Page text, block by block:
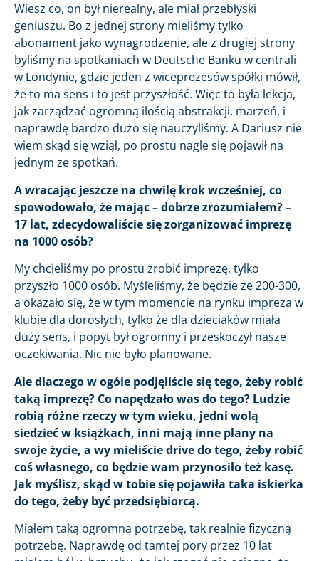
Wiesz co, on był nierealny, ale miał przebłyski
geniuszu. Bo z jednej strony mieliśmy tylko
abonament jako wynagrodzenie, ale z drugiej strony
byliśmy na spotkaniach w Deutsche Banku w centrali
w Londynie, gdzie jeden z wiceprezesów spółki mówił,
że to ma sens i to jest przyszłość. Więc to była lekcja,
jak zarządzać ogromną ilością abstrakcji, marzeń, i
naprawdę bardzo dużo się nauczyliśmy. A Dariusz nie
wiem skąd się wziął, po prostu nagle się pojawił na
jednym ze spotkań.
A wracając jeszcze na chwilę krok wcześniej, co
spowodowało, że mając – dobrze zrozumiałem? –
17 lat, zdecydowaliście się zorganizować imprezę
na 1000 osób?
My chcieliśmy po prostu zrobić imprezę, tylko
przyszło 1000 osób. Myśleliśmy, że będzie ze 200-300,
a okazało się, że w tym momencie na rynku impreza w
klubie dla dorosłych, tylko że dla dzieciaków miała
duży sens, i popyt był ogromny i przeskoczył nasze
oczekiwania. Nic nie było planowane.
Ale dlaczego w ogóle podjęliście się tego, żeby robić
taką imprezę? Co napędzało was do tego? Ludzie
robią różne rzeczy w tym wieku, jedni wolą
siedzieć w książkach, inni mają inne plany na
swoje życie, a wy mieliście drive do tego, żeby robić
coś własnego, co będzie wam przynosiło też kasę.
Jak myślisz, skąd w tobie się pojawiła taka iskierka
do tego, żeby być przedsiębiorcą.
Miałem taką ogromną potrzebę, tak realnie fizyczną
potrzebę. Naprawdę od tamtej pory przez 10 lat